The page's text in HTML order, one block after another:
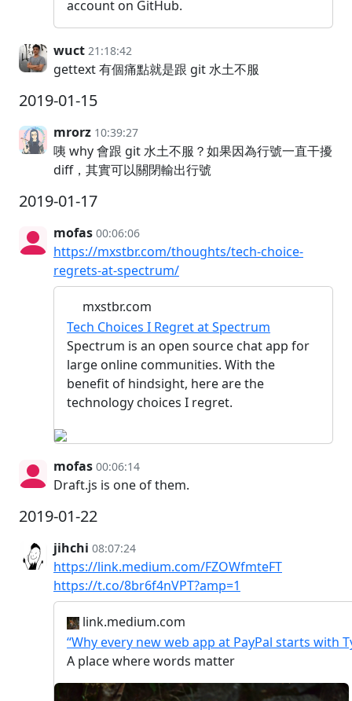
account on GitHub.
wuct 21:18:42
gettext 有個痛點就是跟 git 水土不服
2019-01-15
mrorz 10:39:27
咦 why 會跟 git 水土不服？如果因為行號一直干擾
diff，其實可以關閉輸出行號
2019-01-17
mofas 00:06:06
https://mxstbr.com/thoughts/tech-choice-
regrets-at-spectrum/
mxstbr.com
Tech Choices I Regret at Spectrum
Spectrum is an open source chat app for
large online communities. With the
benefit of hindsight, here are the
technology choices I regret.
mofas 00:06:14
Draft.js is one of them.
2019-01-22
jihchi 08:07:24
https://link.medium.com/FZOWfmteFT
https://t.co/8br6f4nVPT?amp=1
link.medium.com
“Why every new web app at PayPal starts with
A place where words matter